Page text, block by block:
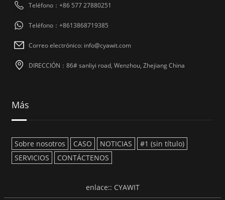
Teléfono：+86 577 27880251
Teléfono：+8613868719385
Correo electrónico: info@cyawit.com
DIRECCIÓN：86# sanliyi road, Wenzhou, Zhejiang China
Más
Sobre nosotros CASO NOTICIAS
#1 (sin título)
SERVICIOS
CONTÁCTENOS
enlace:: CYAWIT